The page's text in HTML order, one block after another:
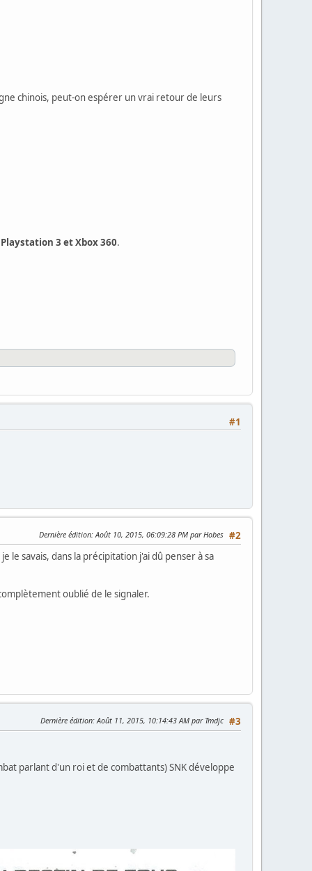
chinois, peut-on espérer un vrai retour de leurs
Playstation 3 et Xbox 360.
#1
#2
Dernière édition: Août 10, 2015, 06:09:28 PM par Hobes
le savais, dans la précipitation j'ai dû penser à sa
oublié de le signaler.
#3
Dernière édition: Août 11, 2015, 10:14:43 AM par Tmdjc
parlant d'un roi et de combattants) SNK développe